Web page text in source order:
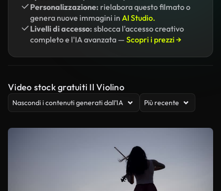
Personalizzazione: rielabora questo filmato o
genera nuove immagini in AI Studio.
Livelli di accesso: sblocca l'accesso creativo
completo e l'IA avanzata — Scopri i prezzi →
Video stock gratuiti Il Violino
Nascondi i contenuti generati dall’IA Più recente